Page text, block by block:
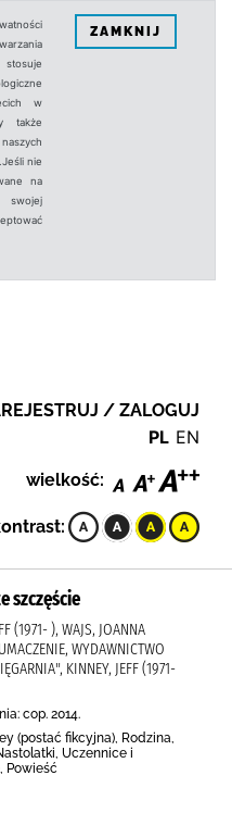
w
także
nie
na
swojej
ZAMKNIJ
/ ZALOGUJ
PL EN
wielkość:
szczęście
(1971- ), WAJS, JOANNA
WYDAWNICTWO
KINNEY, JEFF (1971-
cop. 2014.
(postać fikcyjna), Rodzina,
Uczennice i
Powieść